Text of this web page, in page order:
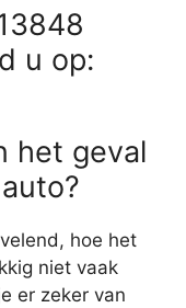
u op:
het geval
hoe het
niet vaak
er zeker van